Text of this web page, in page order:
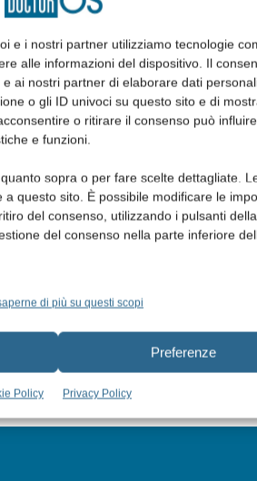
e i nostri partner utilizziamo tecnologie
alle informazioni del dispositivo. Il
ai nostri partner di elaborare dati
o gli ID univoci su questo sito e di
o ritirare il consenso può influire
e funzioni.
sopra o per fare scelte dettagliate.
questo sito. È possibile modificare le
del consenso, utilizzando i pulsanti
del consenso nella parte inferiore
di più su questi scopi
Preferenze
Policy Privacy Policy